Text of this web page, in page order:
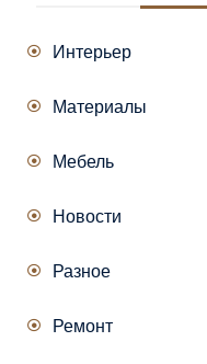
Интерьер
Материалы
Мебель
Новости
Разное
Ремонт